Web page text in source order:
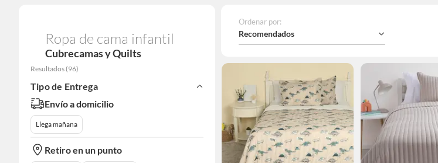
Ropa de cama infantil
Cubrecamas y Quilts
Resultados (96)
Tipo de Entrega
Envío a domicilio
Llega mañana
Retiro en un punto
Ordenar por:
Recomendados